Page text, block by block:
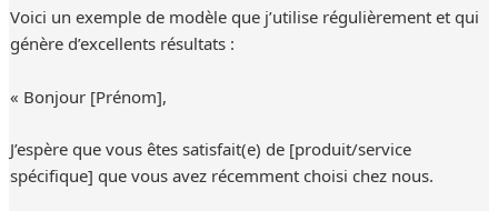
Voici un exemple de modèle que j’utilise régulièrement et qui
génère d’excellents résultats :
« Bonjour [Prénom],
J’espère que vous êtes satisfait(e) de [produit/service
spécifique] que vous avez récemment choisi chez nous.